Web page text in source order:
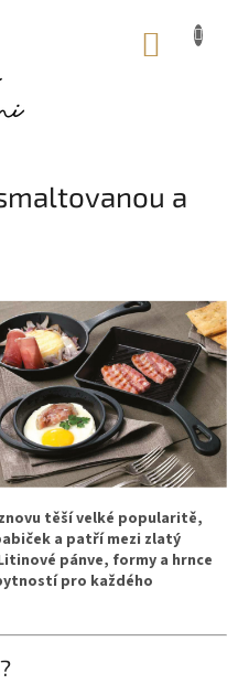
a
těší velké popularitě,
a patří mezi zlatý
pánve, formy a hrnce
pro každého